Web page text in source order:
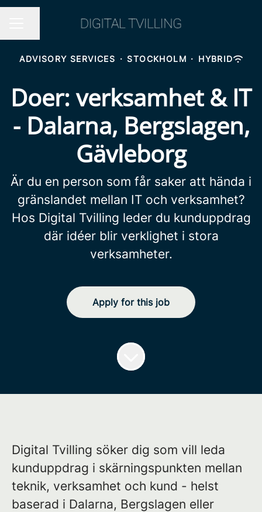
ADVISORY SERVICES · STOCKHOLM · HYBRID
Doer: verksamhet & IT
- Dalarna, Bergslagen,
Gävleborg
Är du en person som får saker att hända i
gränslandet mellan IT och verksamhet?
Hos Digital Tvilling leder du kunduppdrag
där idéer blir verklighet i stora
verksamheter.
Apply for this job
Digital Tvilling söker dig som vill leda
kunduppdrag i skärningspunkten mellan
teknik, verksamhet och kund - helst
baserad i Dalarna, Bergslagen eller